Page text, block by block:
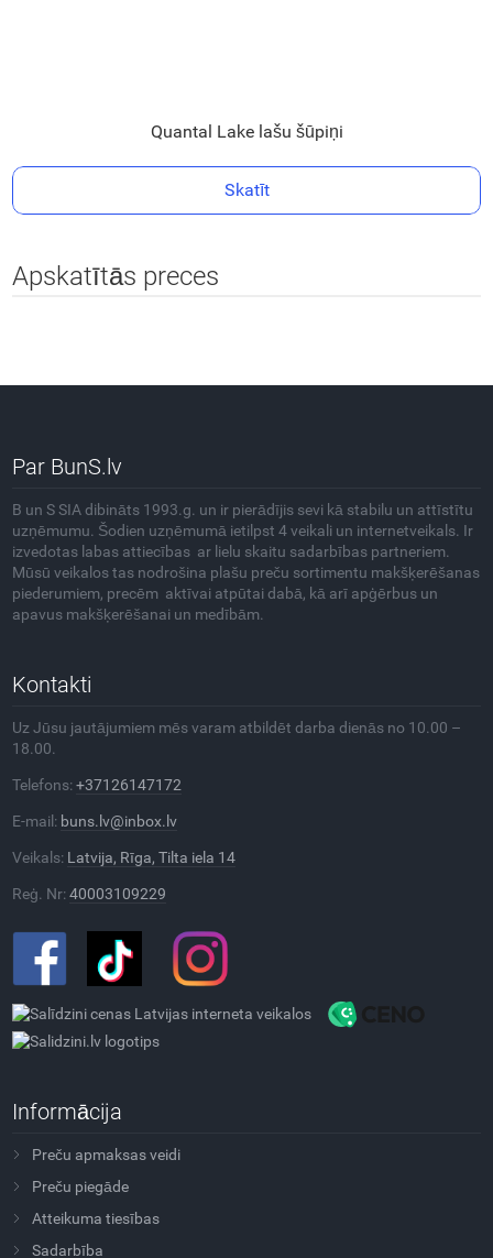
Quantal Lake lašu šūpiņi
Skatīt
Apskatītās preces
Par BunS.lv
B un S SIA dibināts 1993.g. un ir pierādījis sevi kā stabilu un attīstītu
uzņēmumu. Šodien uzņēmumā ietilpst 4 veikali un internetveikals. Ir
izvedotas labas attiecības ar lielu skaitu sadarbības partneriem.
Mūsū veikalos tas nodrošina plašu preču sortimentu makšķerēšanas
piederumiem, precēm aktīvai atpūtai dabā, kā arī apģērbus un
apavus makšķerēšanai un medībām.
Kontakti
Uz Jūsu jautājumiem mēs varam atbildēt darba dienās no 10.00 –
18.00.
Telefons:+37126147172
E-mail: buns.lv@inbox.lv
Veikals: Latvija, Rīga, Tilta iela 14
Reģ. Nr:40003109229
Informācija
Preču apmaksas veidi
Preču piegāde
Atteikuma tiesības
Sadarbība